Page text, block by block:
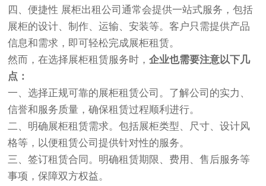
四、便捷性 展柜出租公司通常会提供一站式服务，包括
展柜的设计、制作、运输、安装等。客户只需提供产品
信息和需求，即可轻松完成展柜租赁。
然而，在选择展柜租赁服务时，企业也需要注意以下几
点：
一、选择正规可靠的展柜租赁公司。了解公司的实力、
信誉和服务质量，确保租赁过程顺利进行。
二、明确展柜租赁需求。包括展柜类型、尺寸、设计风
格等，以便租赁公司提供针对性的服务。
三、签订租赁合同。明确租赁期限、费用、售后服务等
事项，保障双方权益。